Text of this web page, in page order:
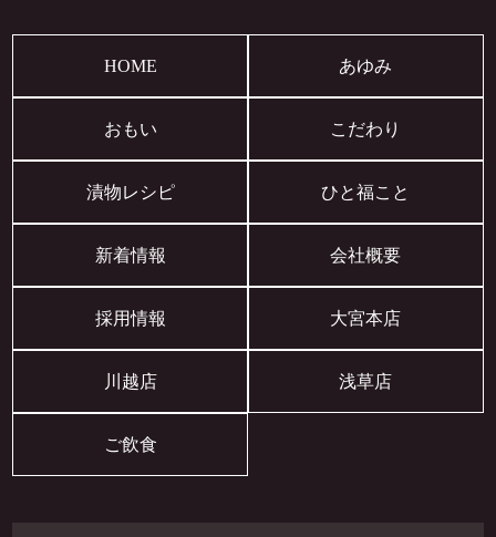
HOME あゆみ
おもい こだわり
漬物レシピ ひと福こと
新着情報 会社概要
採用情報 大宮本店
川越店 浅草店
ご飲食